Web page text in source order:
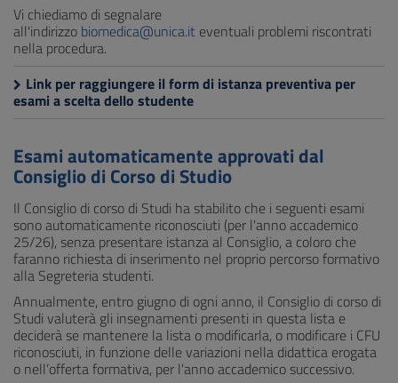
Vi chiediamo di segnalare
all'indirizzo biomedica@unica.it eventuali problemi riscontrati
nella procedura.
Link per raggiungere il form di istanza preventiva per
esami a scelta dello studente
Esami automaticamente approvati dal
Consiglio di Corso di Studio
Il Consiglio di corso di Studi ha stabilito che i seguenti esami
sono automaticamente riconosciuti (per l'anno accademico
25/26), senza presentare istanza al Consiglio, a coloro che
faranno richiesta di inserimento nel proprio percorso formativo
alla Segreteria studenti.
Annualmente, entro giugno di ogni anno, il Consiglio di corso di
Studi valuterà gli insegnamenti presenti in questa lista e
deciderà se mantenere la lista o modificarla, o modificare i CFU
riconosciuti, in funzione delle variazioni nella didattica erogata
o nell’offerta formativa, per l'anno accademico successivo.